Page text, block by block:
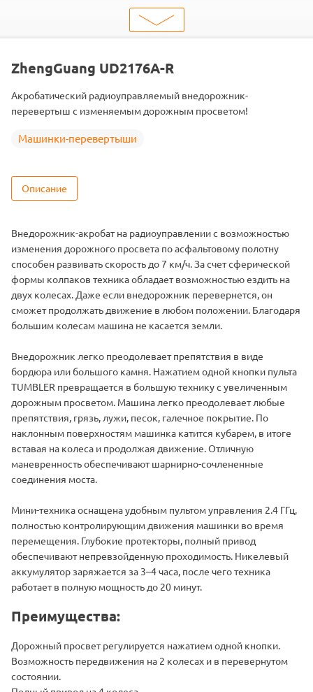
12
0.223
Тип
Машинки-перевертыши
Аккумулятор
Ni-Cd
ZhengGuang UD2176A-R
Акробатический радиоуправляемый внедорожник-
перевертыш с изменяемым дорожным просветом!
Машинки-перевертыши
Описание
Внедорожник-акробат на радиоуправлении с возможностью
изменения дорожного просвета по асфальтовому полотну
способен развивать скорость до 7 км/ч. За счет сферической
формы колпаков техника обладает возможностью ездить на
двух колесах. Даже если внедорожник перевернется, он
сможет продолжать движение в любом положении. Благодаря
большим колесам машина не касается земли.
Внедорожник легко преодолевает препятствия в виде
бордюра или большого камня. Нажатием одной кнопки пульта
TUMBLER превращается в большую технику с увеличенным
дорожным просветом. Машина легко преодолевает любые
препятствия, грязь, лужи, песок, галечное покрытие. По
наклонным поверхностям машинка катится кубарем, в итоге
вставая на колеса и продолжая движение. Отличную
маневренность обеспечивают шарнирно-сочлененные
соединения моста.
Мини-техника оснащена удобным пультом управления 2.4 ГГц,
полностью контролирующим движения машинки во время
перемещения. Глубокие протекторы, полный привод
обеспечивают непревзойденную проходимость. Никелевый
аккумулятор заряжается за 3–4 часа, после чего техника
работает в полную мощность до 20 минут.
Преимущества:
Дорожный просвет регулируется нажатием одной кнопки.
Возможность передвижения на 2 колесах и в перевернутом
состоянии.